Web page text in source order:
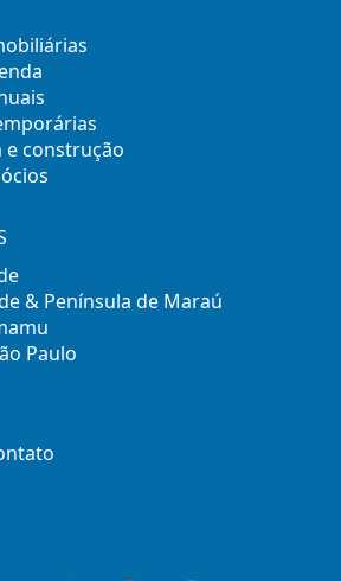
construção
& Península de Maraú
Paulo